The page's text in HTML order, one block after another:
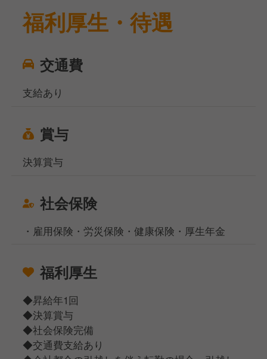
福利厚生・待遇
交通費
支給あり
賞与
決算賞与
社会保険
・雇用保険・労災保険・健康保険・厚生年金
福利厚生
◆昇給年1回
◆決算賞与
◆社会保険完備
◆交通費支給あり